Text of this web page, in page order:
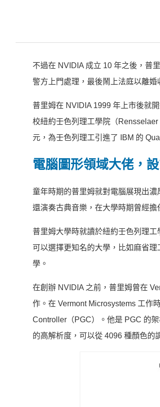
不過在 NVIDIA 成立 10 年之後，普
警方上門處理，最後鬧上法庭以離婚
普里姆在 NVIDIA 1999 年上市後就
校紐約壬色列理工學院（Rensselaer
元，為壬色列理工引進了 IBM 的
電腦圖形領域大佬，
童年時期的普里姆就對電腦展現出
還演奏古典音樂，在大學時期曾經擔
普里姆大學時就讀於紐約壬色列理
可以選擇更知名的大學，比如麻省
學。
在創辦 NVIDIA 之前，普里姆曾在
作。在 Vermont Microsystems 工作時
Controller（PGC）。他是 PGC 的
的高解析度，可以從 4096 種顏色的